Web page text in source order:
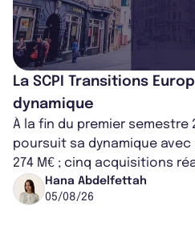
La SCPI Transitions
dynamique
À la fin du premier semestre
poursuit sa dynamique
274 M€ ; cinq acquisitions
capitalisation portée à 1,38
Hana Abdelfettah
05/08/26